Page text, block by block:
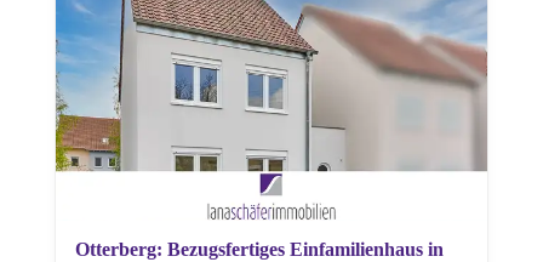
Otterberg: Bezugsfertiges Einfamilienhaus in